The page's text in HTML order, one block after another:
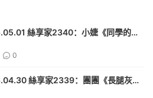
絲享家2340：小婕《同學的解
0
絲享家2339：團團《長腿灰絲